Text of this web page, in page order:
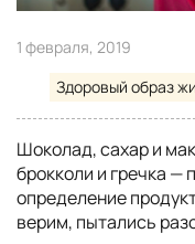
1 февраля, 2019
Здоровый образ
Шоколад, сахар и
брокколи и гречка —
определение
верим, пытались